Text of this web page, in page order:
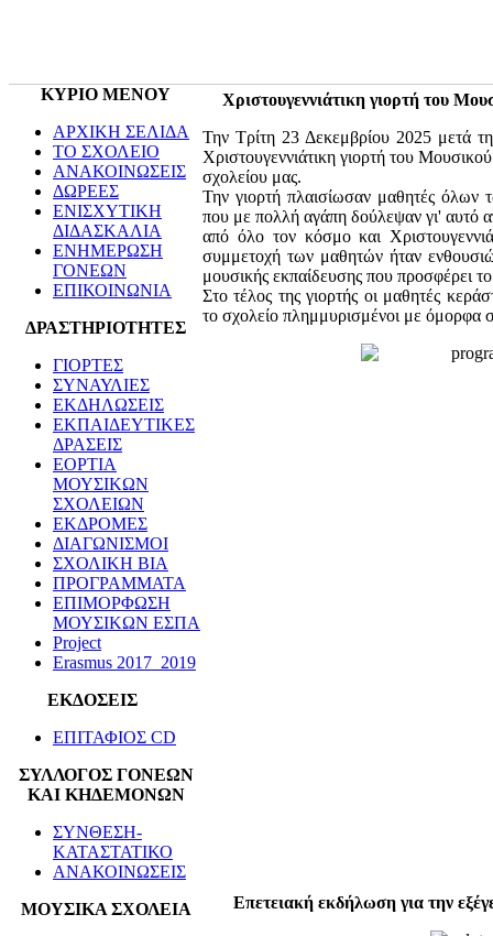
ΚΥΡΙΟ ΜΕΝΟΥ
ΑΡΧΙΚΗ ΣΕΛΙΔΑ
ΤΟ ΣΧΟΛΕΙΟ
ΑΝΑΚΟΙΝΩΣΕΙΣ
ΔΩΡΕΕΣ
ΕΝΙΣΧΥΤΙΚΗ
ΔΙΔΑΣΚΑΛΙΑ
ΕΝΗΜΕΡΩΣΗ
ΓΟΝΕΩΝ
ΕΠΙΚΟΙΝΩΝΙΑ
ΔΡΑΣΤΗΡΙΟΤΗΤΕΣ
ΓΙΟΡΤΕΣ
ΣΥΝΑΥΛΙΕΣ
ΕΚΔΗΛΩΣΕΙΣ
ΕΚΠΑΙΔΕΥΤΙΚΕΣ
ΔΡΑΣΕΙΣ
ΕΟΡΤΙΑ
ΜΟΥΣΙΚΩΝ
ΣΧΟΛΕΙΩΝ
ΕΚΔΡΟΜΕΣ
ΔΙΑΓΩΝΙΣΜΟΙ
ΣΧΟΛΙΚΗ ΒΙΑ
ΠΡΟΓΡΑΜΜΑΤΑ
ΕΠΙΜΟΡΦΩΣΗ
ΜΟΥΣΙΚΩΝ ΕΣΠΑ
Project
Erasmus 2017_2019
ΕΚΔΟΣΕΙΣ
ΕΠΙΤΑΦΙΟΣ CD
ΣΥΛΛΟΓΟΣ ΓΟΝΕΩΝ
ΚΑΙ ΚΗΔΕΜΟΝΩΝ
ΣΥΝΘΕΣΗ-
ΚΑΤΑΣΤΑΤΙΚΟ
ΑΝΑΚΟΙΝΩΣΕΙΣ
ΜΟΥΣΙΚΑ ΣΧΟΛΕΙΑ
Χριστουγεννιάτικη γιορτή του
Την Τρίτη 23 Δεκεμβρίου 2025 μετά
Χριστουγεννιάτικη γιορτή του
σχολείου μας.
Την γιορτή πλαισίωσαν μαθητές όλων
που με πολλή αγάπη δούλεψαν γι' αυτό
από όλο τον κόσμο και
συμμετοχή των μαθητών ήταν
μουσικής εκπαίδευσης που προσφέρει
Στο τέλος της γιορτής οι μαθητές
το σχολείο πλημμυρισμένοι με όμορφα
Επετειακή εκδήλωση για την